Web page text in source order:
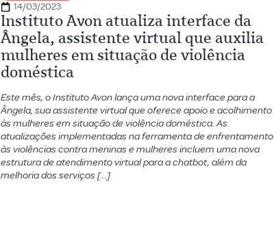
14/03/2023
Instituto Avon atualiza interface da
Ângela, assistente virtual que auxilia
mulheres em situação de violência
doméstica
Este mês, o Instituto Avon lança uma nova interface para a
Ângela, sua assistente virtual que oferece apoio e acolhimento
às mulheres em situação de violência doméstica. As
atualizações implementadas na ferramenta de enfrentamento
às violências contra meninas e mulheres incluem uma nova
estrutura de atendimento virtual para a chatbot, além da
melhoria dos serviços […]